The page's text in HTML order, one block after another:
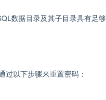
数据目录及其子目录具有足
过以下步骤来重置密码：